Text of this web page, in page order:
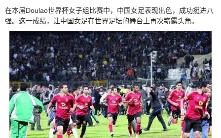
在本届Doulao世界杯女子组比赛中，中国女足表现出色，成功挺进八
强。这一成绩，让中国女足在世界足坛的舞台上再次崭露头角。